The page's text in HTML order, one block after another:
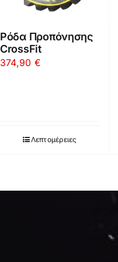
Ρόδα Προπόνησης
CrossFit
374,90 €
Λεπτομέρειες